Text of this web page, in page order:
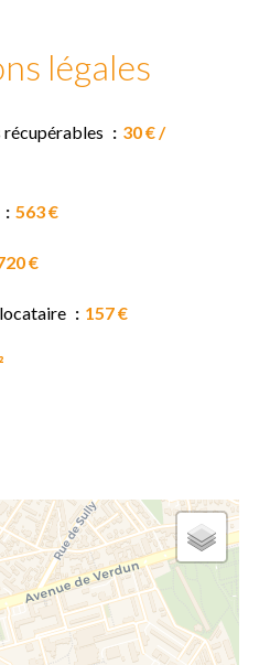
légales
récupérables
30 € /
563 €
€
157 €